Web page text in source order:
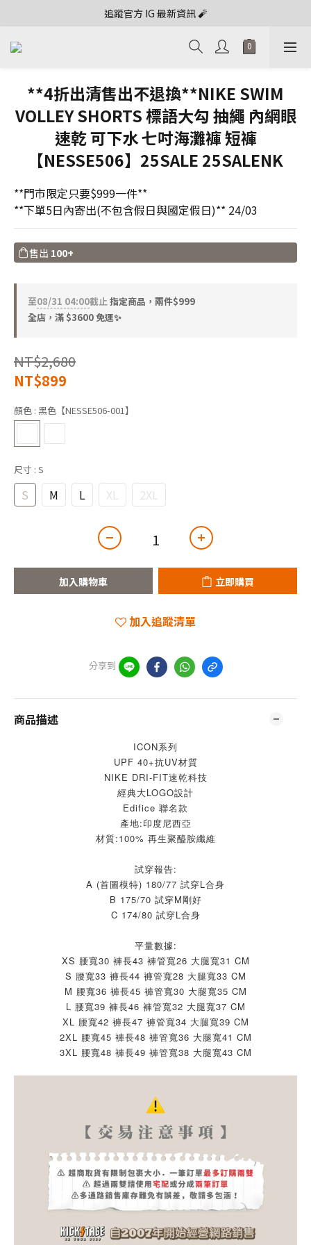
追蹤官方 IG 最新資訊 🧨
**4折出清售出不退換**NIKE SWIM
VOLLEY SHORTS 標語大勾 抽繩 內網眼
速乾 可下水 七吋海灘褲 短褲
【NESSE506】25SALE 25SALENK
**門市限定只要$999一件**
**下單5日內寄出(不包含假日與國定假日)** 24/03
售出 100+
至08/31 04:00截止指定商品，兩件$999
全店，滿 $3600 免運✨
NT$2,680
NT$899
顏色 : 黑色【NESSE506-001】
尺寸 : S
S M L XL 2XL
加入購物車 立即購買
加入追蹤清單
分享到
商品描述
ICON系列
UPF 40+抗UV材質
NIKE DRI-FIT速乾科技
經典大LOGO設計
Edifice 聯名款
產地:印度尼西亞
材質:100% 再生聚醯胺纖維
試穿報告:
A (首圖模特) 180/77 試穿L合身
B 175/70 試穿M剛好
C 174/80 試穿L合身
平量數據:
XS 腰寬30 褲長43 褲管寬26 大腿寬31 CM
S 腰寬33 褲長44 褲管寬28 大腿寬33 CM
M 腰寬36 褲長45 褲管寬30 大腿寬35 CM
L 腰寬39 褲長46 褲管寬32 大腿寬37 CM
XL 腰寬42 褲長47 褲管寬34 大腿寬39 CM
2XL 腰寬45 褲長48 褲管寬36 大腿寬41 CM
3XL 腰寬48 褲長49 褲管寬38 大腿寬43 CM